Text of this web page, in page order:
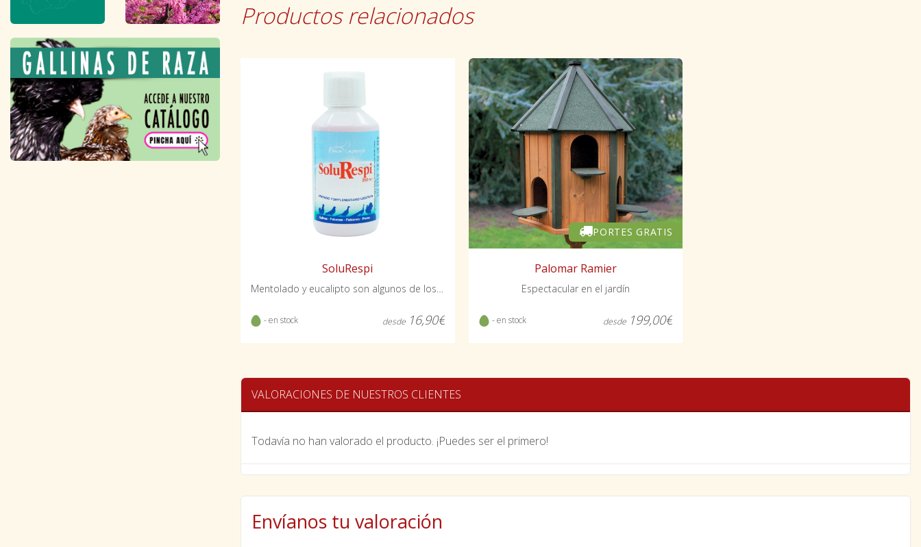
Productos relacionados
SoluRespi
Mentolado y eucalipto son algunos de los aromas que desprende
- en stock desde 16,90€
PORTES GRATIS
Palomar Ramier
Espectacular en el jardín
- en stock desde 199,00€
VALORACIONES DE NUESTROS CLIENTES
Todavía no han valorado el producto. ¡Puedes ser el primero!
Envíanos tu valoración